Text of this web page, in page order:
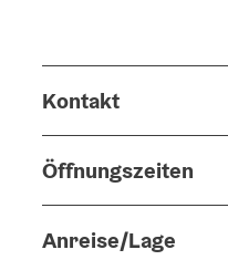
Kontakt
Öffnungszeiten
Anreise/Lage